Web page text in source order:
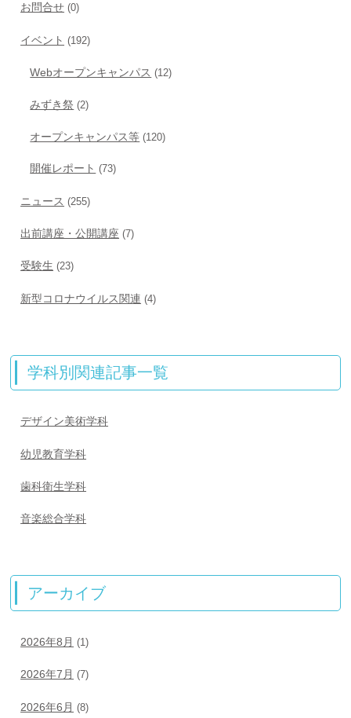
お問合せ (0)
イベント (192)
Webオープンキャンパス (12)
みずき祭 (2)
オープンキャンパス等 (120)
開催レポート (73)
ニュース (255)
出前講座・公開講座 (7)
受験生 (23)
新型コロナウイルス関連 (4)
学科別関連記事一覧
デザイン美術学科
幼児教育学科
歯科衛生学科
音楽総合学科
アーカイブ
2026年8月 (1)
2026年7月 (7)
2026年6月 (8)